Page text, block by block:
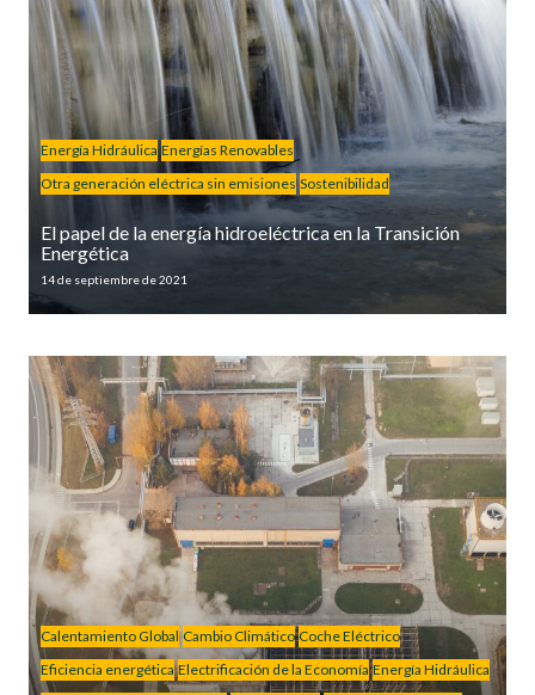
Energía Hidráulica Energías Renovables
Otra generación eléctrica sin emisiones Sostenibilidad
El papel de la energía hidroeléctrica en la Transición
Energética
14 de septiembre de 2021
Calentamiento Global Cambio Climático Coche Eléctrico
Eficiencia energética Electrificación de la Economía Energía Hidráulica